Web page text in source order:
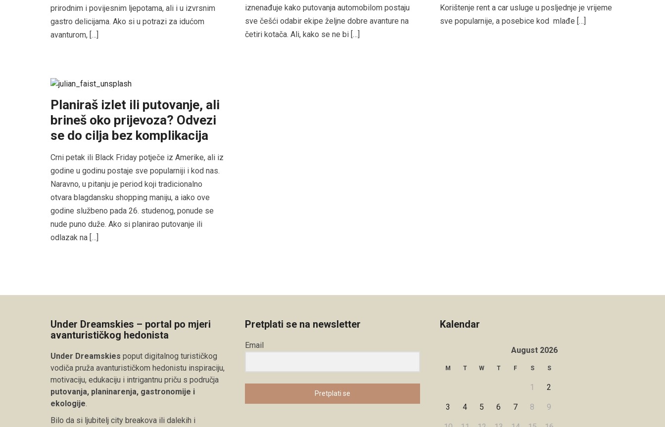
prirodnim i povijesnim ljepotama, ali i u izvrsnim
gastro delicijama. Ako si u potrazi za idućom
avanturom, […]
iznenađuje kako putovanja automobilom postaju
sve češći odabir ekipe željne dobre avanture na
četiri kotača. Ali, kako se ne bi […]
Korištenje rent a car usluge u posljednje je vrijeme
sve popularnije, a posebice kod mlađe […]
Planiraš izlet ili putovanje, ali
brineš oko prijevoza? Odvezi
se do cilja bez komplikacija
Crni petak ili Black Friday potječe iz Amerike, ali iz
godine u godinu postaje sve popularniji i kod nas.
Naravno, u pitanju je period koji tradicionalno
otvara blagdansku shopping maniju, a iako ove
godine službeno pada 26. studenog, ponude se
nude puno duže. Ako si planirao putovanje ili
odlazak na […]
Under Dreamskies – portal po mjeri
avanturističkog hedonista
Under Dreamskies poput digitalnog turističkog
vodiča pruža avanturističkom hedonistu inspiraciju,
motivaciju, edukaciju i intrigantnu priču s područja
putovanja, planinarenja, gastronomije i
ekologije
Bilo da si ljubitelj city breakova ili dalekih i
Pretplati se na newsletter
Email
Pretplati se
Kalendar
August 2026
M T W T F S S
1 2
3 4 5 6 7 8 9